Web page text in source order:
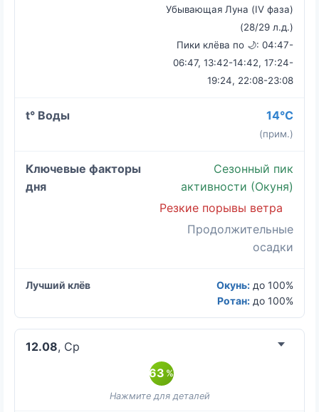
Убывающая Луна (IV фаза)
(28/29 л.д.)
Пики клёва по 🌙: 04:47-
06:47, 13:42-14:42, 17:24-
19:24, 22:08-23:08
14°C
(прим.)
Сезонный пик
активности (Окуня)
Резкие порывы ветра
Продолжительные
осадки
Окунь: до 100%
Ротан: до 100%
12.08, Ср
63 %